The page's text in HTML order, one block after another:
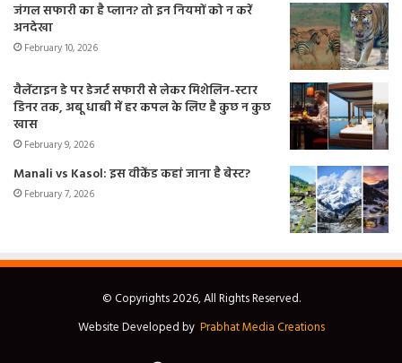
जंगल सफारी का है प्लान? तो इन नियमों को न करें
अनदेखा
February 10, 2026
वैलेंटाइन डे पर डेजर्ट सफारी से लेकर मिशेलिन-स्टार
डिनर तक, अबू धाबी में हर कपल के लिए है कुछ न कुछ
खास
February 9, 2026
Manali vs Kasol: इस वीकेंड कहां जाना है बेस्ट?
February 7, 2026
© Copyrights 2026, All Rights Reserved.
Website Developed by Prabhat Media Creations